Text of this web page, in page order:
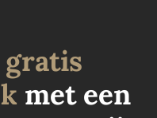
gratis
met een